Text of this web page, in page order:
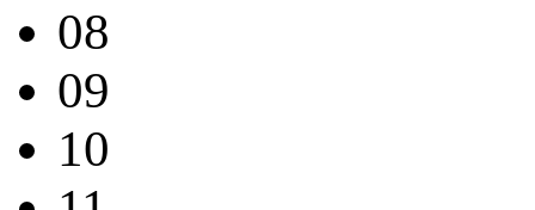
08
09
10